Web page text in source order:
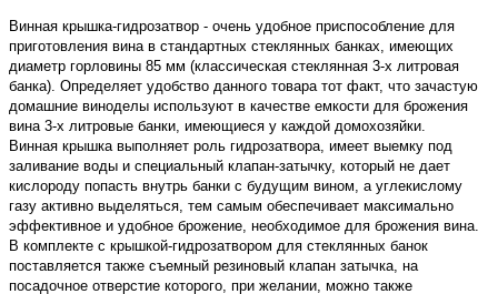
Винная крышка-гидрозатвор - очень удобное приспособление для
приготовления вина в стандартных стеклянных банках, имеющих
диаметр горловины 85 мм (классическая стеклянная 3-х литровая
банка). Определяет удобство данного товара тот факт, что зачастую
домашние виноделы используют в качестве емкости для брожения
вина 3-х литровые банки, имеющиеся у каждой домохозяйки.
Винная крышка выполняет роль гидрозатвора, имеет выемку под
заливание воды и специальный клапан-затычку, который не дает
кислороду попасть внутрь банки с будущим вином, а углекислому
газу активно выделяться, тем самым обеспечивает максимально
эффективное и удобное брожение, необходимое для брожения вина.
В комплекте с крышкой-гидрозатвором для стеклянных банок
поставляется также съемный резиновый клапан затычка, на
посадочное отверстие которого, при желании, можно также